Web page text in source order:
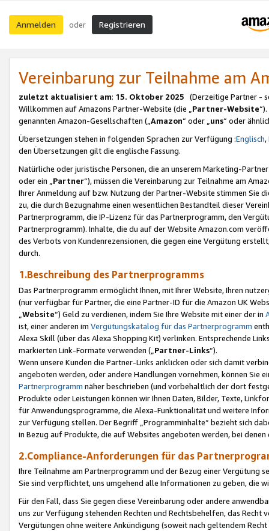
Anmelden oder Registrieren
Vereinbarung zur Teilnahme am
zuletzt aktualisiert am: 15. Oktober 2025 (Derzeitige Partner -
Willkommen auf Amazons Partner-Website (die „Partner-Website
genannten Amazon-Gesellschaften („Amazon“ oder „uns“ oder
Übersetzungen stehen in folgenden Sprachen zur Verfügung :Englisch,
den Übersetzungen gilt die englische Fassung.
Natürliche oder juristische Personen, die an unserem Marketing-
oder ein „Partner“), müssen die Vereinbarung zur Teilnahme am
Ihrer Anmeldung auf bzw. Nutzung der Partner-Website stimmen Sie
zu, die durch Bezugnahme einen wesentlichen Bestandteil dieser
Partnerprogramm, die IP-Lizenz für das Partnerprogramm, den
Partnerprogramm). Inhalte, die du auf der Website Amazon.com
des Verbots von Kundenrezensionen, die gegen eine Vergütung
durch.
1.Beschreibung des Partnerprogramms
Das Partnerprogramm ermöglicht Ihnen, mit Ihrer Website, Ihren
(nur verfügbar für Partner, die eine Partner-ID für die Amazon UK
Website“) Geld zu verdienen, indem Sie Ihre Website mit einer der in
ist, einer anderen im Vergütungskatalog für das Partnerprogramm
Alexa Skill (über das Alexa Shopping Kit) verlinken. Entsprechende
markierten Link-Formate verwenden („ Partner-Links“).
Wenn unsere Kunden die Partner-Links anklicken oder sich damit
angeboten werden, oder andere Handlungen vornehmen, können Sie
Partnerprogramm näher beschrieben (und vorbehaltlich der dort
Produkte oder Leistungen können wir Ihnen Daten, Bilder, Texte,
für Anwendungsprogramme, die Alexa-Funktionalität und weitere
zur Verfügung stellen. Der Begriff „Programminhalte“ bezieht sich
in Bezug auf Produkte, die auf Websites angeboten werden, bei
2.Compliance-Anforderungen für das
Ihre Teilnahme am Partnerprogramm und der Bezug einer Vergütung
Sie sind verpflichtet, uns umgehend alle Informationen zu geben, die
Für den Fall, dass Sie gegen diese Vereinbarung oder andere
uns zur Verfügung stehenden Rechten und Rechtsbehelfen, das
Vergütungen ohne weitere Ankündigung (soweit nach geltendem